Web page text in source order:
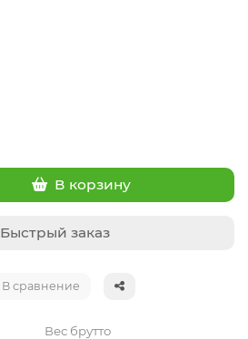
В корзину
Быстрый заказ
В сравнение
Вес брутто